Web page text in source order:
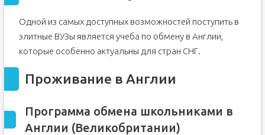
Одной из самых доступных возможностей поступить в
элитные ВУЗы является учеба по обмену в Англии,
которые особенно актуальны для стран СНГ.
Проживание в Англии
Программа обмена школьниками в
Англии (Великобритании)